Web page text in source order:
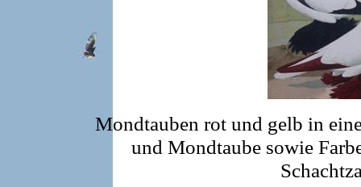
Mondtauben rot und gelb in
und Mondtaube sowie